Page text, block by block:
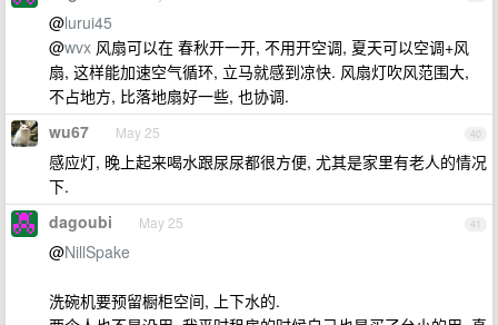
@lurui45
@wvx 风扇可以在 春秋开一开, 不用开空调, 夏天可以空调+风
扇, 这样能加速空气循环, 立马就感到凉快. 风扇灯吹风范围大,
不占地方, 比落地扇好一些, 也协调.
40
wu67 May 25
感应灯, 晚上起来喝水跟尿尿都很方便, 尤其是家里有老人的情况
下.
41
dagoubi May 25
@NillSpake
洗碗机要预留橱柜空间, 上下水的.